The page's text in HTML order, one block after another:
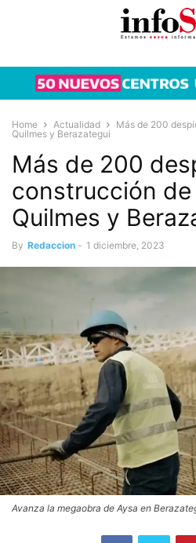
Home Actualidad
Más de 200
Quilmes y Berazategui
Más de 200
construcción de
Quilmes y
By Redaccion - 1 diciembre, 2023
Avanza la megaobra de Aysa en